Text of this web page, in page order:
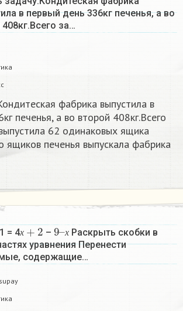
в первый день 336кг печенья, а во
за…
фабрика выпустила в
печенья, а во второй 408кг.Всего
62 одинаковых ящика
ящиков печенья выпускала фабрика
= 4х
х+2
– х
9–
х
Раскрыть скобки в
уравнения Перенести
содержащие…